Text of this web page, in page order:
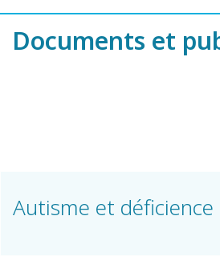
Documents et
Autisme et